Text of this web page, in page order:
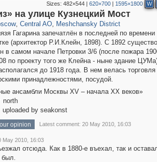
Sizes: 482×544| 620×700| 1595×1800 W
на улице Кузнецкий Мост
29,262
, Central AO
5,920
, Meshchansky District
10,193 264
Гагарина запечатлён в последней по времени
(архитектор Р.И.Клейн, 1898). С 1892
в самом начале Петровки 3/6 (после пожара
по проекту того же Клейна - ныне здание
до 1918 года. В нем велась торговля
принадлежностями, посудой.
ансамбли Москвы XV – начала ХХ веков»
north
uploaded by seakonst
opinion Latest comment: 20 May 2010, 16:03
May 2010, 16:03
отсюда. Как в 1880-е въехал, так и
был.